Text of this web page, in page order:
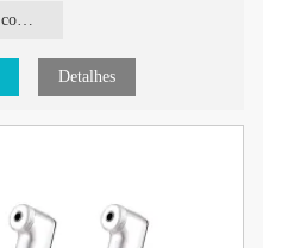
Conjunto de peças de mão com botão de irrigação externa
Detalhes